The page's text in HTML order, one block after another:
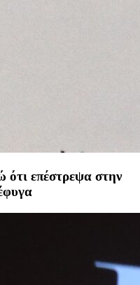
ότι επέστρεψα στην